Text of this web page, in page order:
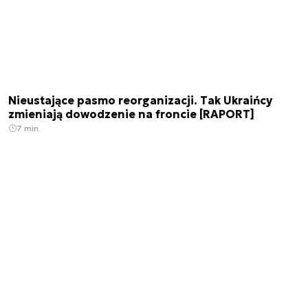
Nieustające pasmo reorganizacji. Tak Ukraińcy
zmieniają dowodzenie na froncie [RAPORT]
7 min.